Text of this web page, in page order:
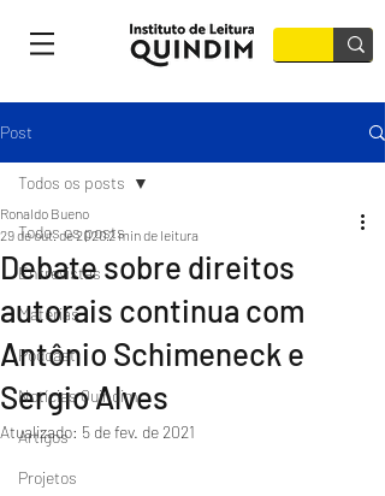
Post
Todos os posts
Entrevistas
Matérias
Podcast
Notícias Quindim
Artigos
Projetos
Todos os posts
Debate sobre direitos
autorais continua com
Antônio Schimeneck e
Sergio Alves
Ronaldo Bueno
29 de out. de 20202 min de leitura
Atualizado: 5 de fev. de 2021